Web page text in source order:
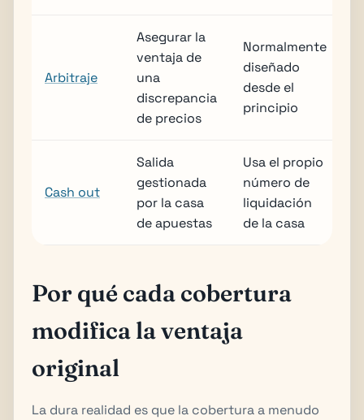
Arbitraje
Asegurar la
ventaja de
una
discrepancia
de precios
Normalmente
diseñado
desde el
principio
Cash out
Salida
gestionada
por la casa
de apuestas
Usa el propio
número de
liquidación
de la casa
Por qué cada cobertura
modifica la ventaja
original
La dura realidad es que la cobertura a menudo